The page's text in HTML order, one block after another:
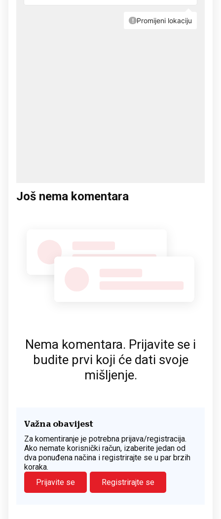
Još nema komentara
Nema komentara. Prijavite se i
budite prvi koji će dati svoje
mišljenje.
Važna obavijest
Za komentiranje je potrebna prijava/registracija.
Ako nemate korisnički račun, izaberite jedan od
dva ponuđena načina i registrirajte se u par brzih
koraka.
Prijavite se
Registrirajte se